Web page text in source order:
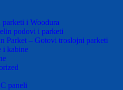
i Woodura
podovi i parketi
Parket – Gotovi troslojni parketi
i kabine
paneli